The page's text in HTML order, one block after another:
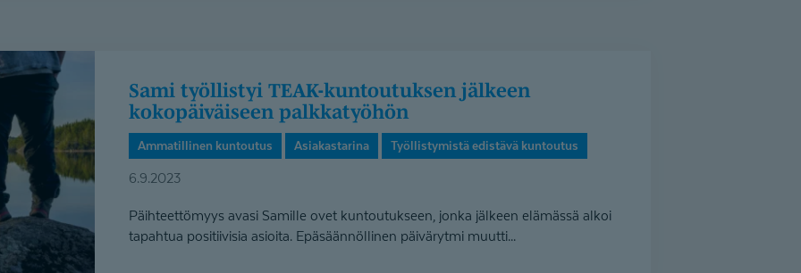
Sami työllistyi TEAK-kuntou­tuksen jälkeen
kokopäiväiseen palkkatyöhön
Ammatillinen kuntoutus Asiakastarina Työllistymistä edistävä kuntoutus
6.9.2023
Päihteettömyys avasi Samille ovet kuntoutukseen, jonka jälkeen elämässä alkoi
tapahtua positiivisia asioita. Epäsäännöllinen päivärytmi muutti...